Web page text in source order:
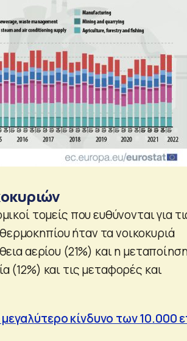
τομείς που ευθύνονται για
ήταν τα νοικοκυριά
αερίου (21%) και η
(12%) και τις μεταφορές και
κίνδυνο των 10.000